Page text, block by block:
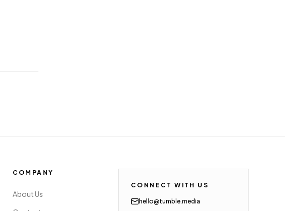
COMPANY
About Us
CONNECT WITH US
hello@tumble.media